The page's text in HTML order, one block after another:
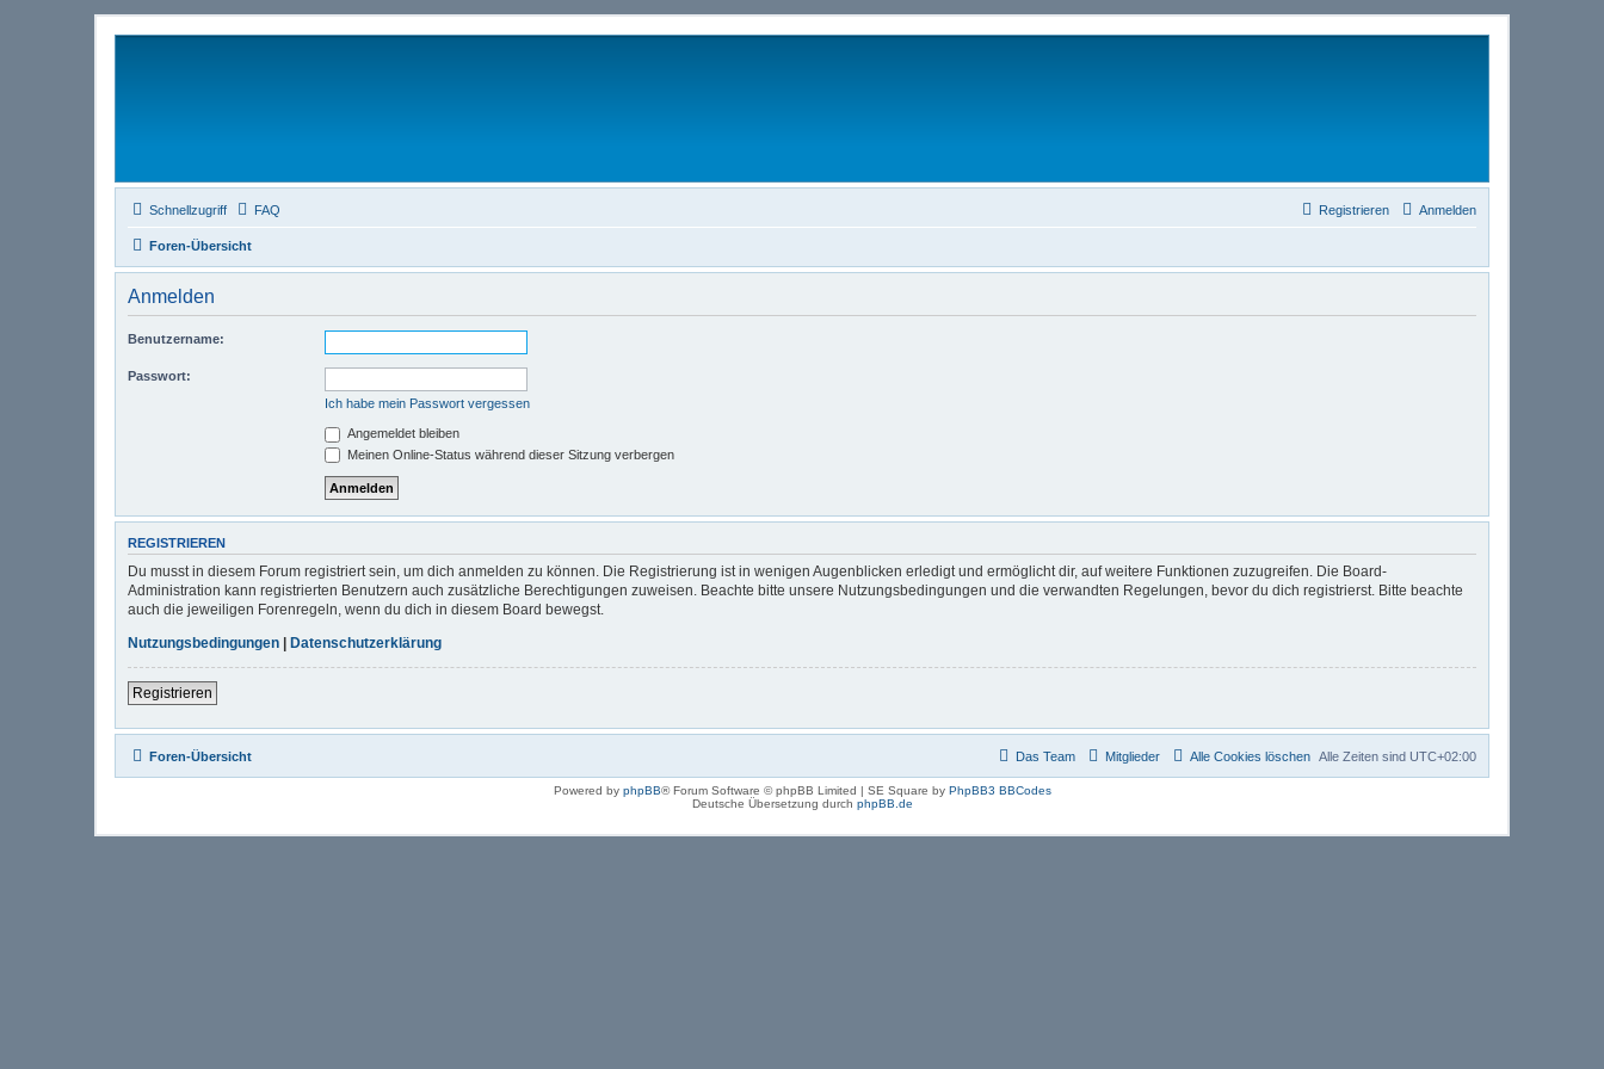
Schnellzugriff FAQ Anmelden
Registrieren
Foren-Übersicht
Anmelden
Benutzername:
Passwort:
Ich habe mein Passwort vergessen
Angemeldet bleiben
Meinen Online-Status während dieser Sitzung verbergen
REGISTRIEREN
Du musst in diesem Forum registriert sein, um dich anmelden zu können. Die Registrierung ist in wenigen Augenblicken erledigt und ermöglicht dir, auf weitere Funktionen zuzugreifen. Die Board-
Administration kann registrierten Benutzern auch zusätzliche Berechtigungen zuweisen. Beachte bitte unsere Nutzungsbedingungen und die verwandten Regelungen, bevor du dich registrierst. Bitte beachte
auch die jeweiligen Forenregeln, wenn du dich in diesem Board bewegst.
Nutzungsbedingungen | Datenschutzerklärung
Registrieren
Foren-Übersicht Alle Zeiten sind UTC+02:00
Alle Cookies löschen
Mitglieder
Das Team
Powered by phpBB® Forum Software © phpBB Limited | SE Square by PhpBB3 BBCodes
Deutsche Übersetzung durch phpBB.de